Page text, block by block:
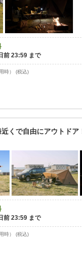
時） (税込)
近くで自由にアウトドア
時） (税込)